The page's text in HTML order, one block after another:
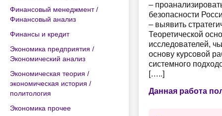
Финансовый менеджмент /
Финансовый анализ
Финансы и кредит
Экономика предприятия /
Экономический анализ
Экономическая теория /
экономическая история /
политология
Экономика прочее
–
безопасности
– выявить
Теоретической
исследователей,
основу курсовой
системного
[…..]
Данная работа